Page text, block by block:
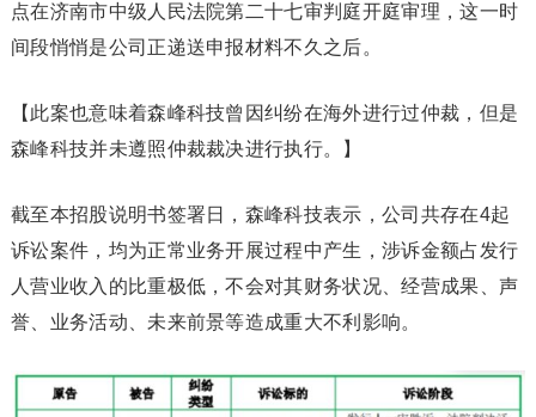
点在济南市中级人民法院第二十七审判庭开庭审理，这一时
间段悄悄是公司正递送申报材料不久之后。
【此案也意味着森峰科技曾因纠纷在海外进行过仲裁，但是
森峰科技并未遵照仲裁裁决进行执行。】
截至本招股说明书签署日，森峰科技表示，公司共存在4起
诉讼案件，均为正常业务开展过程中产生，涉诉金额占发行
人营业收入的比重极低，不会对其财务状况、经营成果、声
誉、业务活动、未来前景等造成重大不利影响。